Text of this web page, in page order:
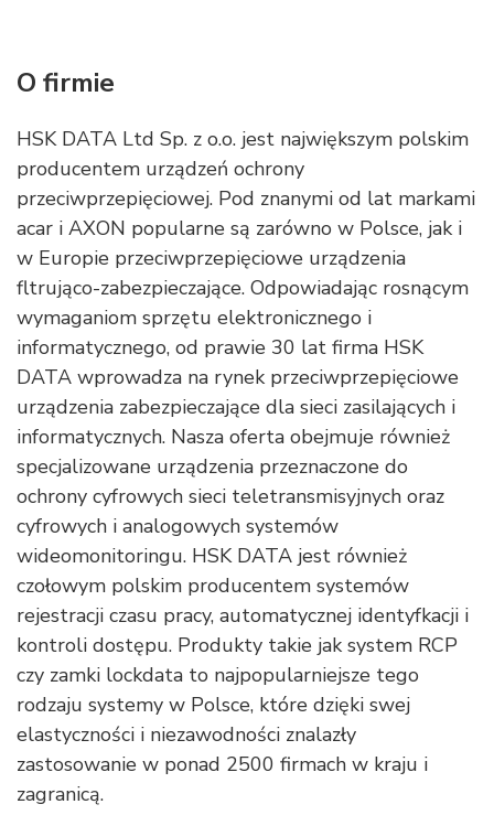
O firmie
HSK DATA Ltd Sp. z o.o. jest największym polskim
producentem urządzeń ochrony
przeciwprzepięciowej. Pod znanymi od lat markami
acar i AXON popularne są zarówno w Polsce, jak i
w Europie przeciwprzepięciowe urządzenia
fltrująco-zabezpieczające. Odpowiadając rosnącym
wymaganiom sprzętu elektronicznego i
informatycznego, od prawie 30 lat firma HSK
DATA wprowadza na rynek przeciwprzepięciowe
urządzenia zabezpieczające dla sieci zasilających i
informatycznych. Nasza oferta obejmuje również
specjalizowane urządzenia przeznaczone do
ochrony cyfrowych sieci teletransmisyjnych oraz
cyfrowych i analogowych systemów
wideomonitoringu. HSK DATA jest również
czołowym polskim producentem systemów
rejestracji czasu pracy, automatycznej identyfkacji i
kontroli dostępu. Produkty takie jak system RCP
czy zamki lockdata to najpopularniejsze tego
rodzaju systemy w Polsce, które dzięki swej
elastyczności i niezawodności znalazły
zastosowanie w ponad 2500 firmach w kraju i
zagranicą.